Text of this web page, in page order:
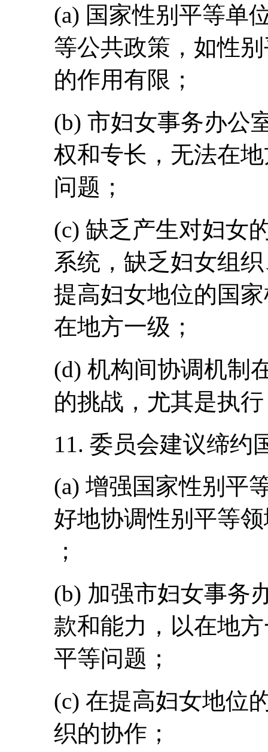
(a) 国家性别平等单
等公共政策，如性
的作用有限；
(b) 市妇女事务办公
权和专长，无法在
问题；
(c) 缺乏产生对妇女
系统，缺乏妇女组
提高妇女地位的国
在地方一级；
(d) 机构间协调机制
的挑战，尤其是执
11. 委员会建议缔约
(a) 增强国家性别平
好地协调性别平等
；
(b) 加强市妇女事务
款和能力，以在地
平等问题；
(c) 在提高妇女地位
织的协作；